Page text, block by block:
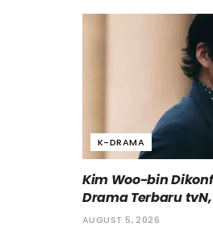
K-DRAMA
Kim Woo-bin
Drama Terbaru
AUGUST 5, 2026